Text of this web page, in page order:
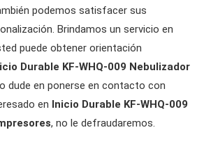
podemos satisfacer sus
Brindamos un servicio en
puede obtener orientación
Durable KF-WHQ-009 Nebulizador
dude en ponerse en contacto con
en Inicio Durable KF-WHQ-009
, no le defraudaremos.